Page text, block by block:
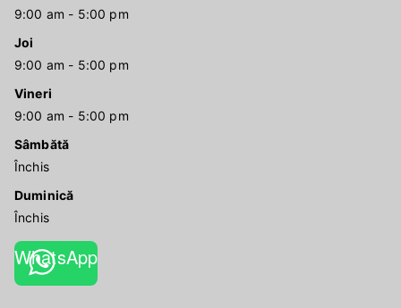
9:00 am - 5:00 pm
Joi
9:00 am - 5:00 pm
Vineri
9:00 am - 5:00 pm
Sâmbătă
Închis
Duminică
Închis
WhatsApp